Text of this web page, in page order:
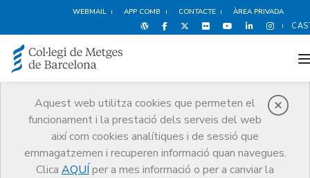
WEBMAIL APP COMB CONTACTE ÀREA PRIVADA
Aquest web utilitza cookies que permeten el
funcionament i la prestació dels serveis del web
així com cookies analítiques i de sessió que
emmagatzemen i recuperen informació quan navegues.
Clica AQUÍ per a mes informació o per a canviar la
Notícies
Comunicació
Notícies
El COMB observador del ple monogràfic de Salut del Parlament